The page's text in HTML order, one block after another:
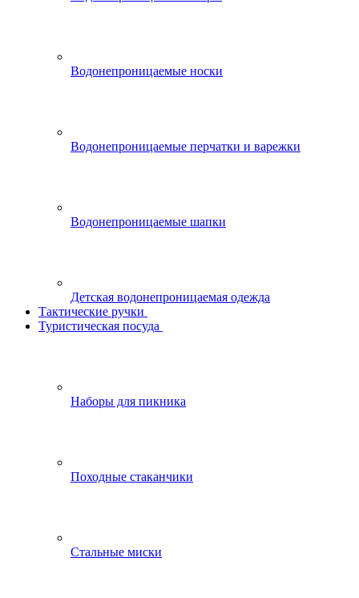
Водонепроницаемые носки
Водонепроницаемые перчатки и варежки
Водонепроницаемые шапки
Детская водонепроницаемая одежда
Тактические ручки
Туристическая посуда
Наборы для пикника
Походные стаканчики
Стальные миски